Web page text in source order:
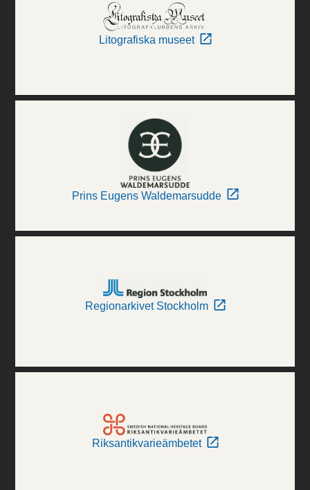
Litografiska museet
Prins Eugens Waldemarsudde
Regionarkivet Stockholm
Riksantikvarieämbetet